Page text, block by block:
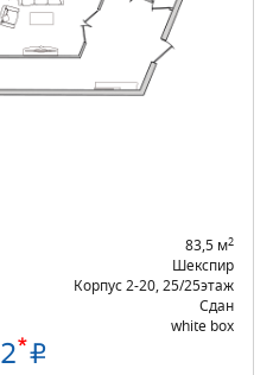
83,5 м2
Шекспир
Корпус 2-20 25/25этаж
Сдан
white box
*₽